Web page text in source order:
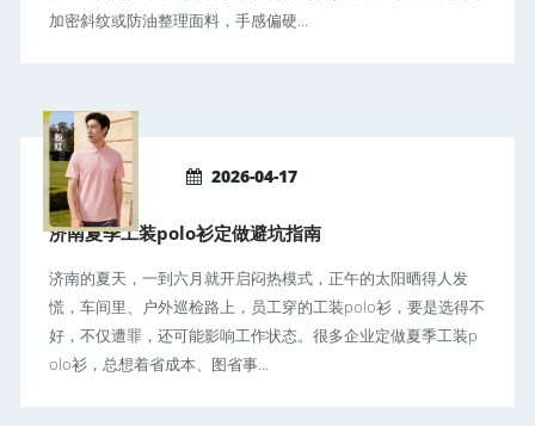
加密斜纹或防油整理面料，手感偏硬...
2026-04-17
济南夏季工装polo衫定做避坑指南
济南的夏天，一到六月就开启闷热模式，正午的太阳晒得人发
慌，车间里、户外巡检路上，员工穿的工装polo衫，要是选得不
好，不仅遭罪，还可能影响工作状态。很多企业定做夏季工装p
olo衫，总想着省成本、图省事...